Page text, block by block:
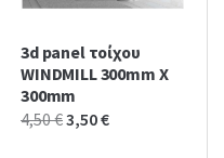
3d panel τοίχου
WINDMILL 300mm X
300mm
4,50€Original
3,50€Current